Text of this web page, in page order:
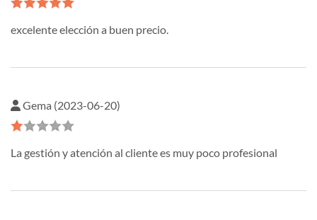
excelente elección a buen precio.
Gema (2023-06-20)
La gestión y atención al cliente es muy poco profesional